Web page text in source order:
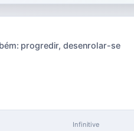
progredir,desenrolar-se
Infinitive